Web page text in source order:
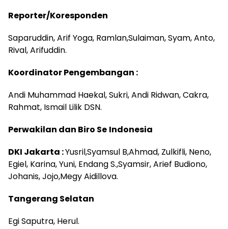
Reporter/Koresponden
Saparuddin, Arif Yoga, Ramlan,Sulaiman, Syam, Anto,
Rival, Arifuddin.
Koordinator Pengembangan :
Andi Muhammad Haekal, Sukri, Andi Ridwan, Cakra,
Rahmat, Ismail Lilik DSN.
Perwakilan dan Biro Se Indonesia
DKI Jakarta :Yusril,Syamsul B,Ahmad, Zulkifli, Neno,
Egiel, Karina, Yuni, Endang S.,Syamsir, Arief Budiono,
Johanis, Jojo,Megy Aidillova.
Tangerang Selatan
Egi Saputra, Herul.